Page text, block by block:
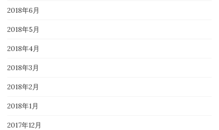
2018年6月
2018年5月
2018年4月
2018年3月
2018年2月
2018年1月
2017年12月